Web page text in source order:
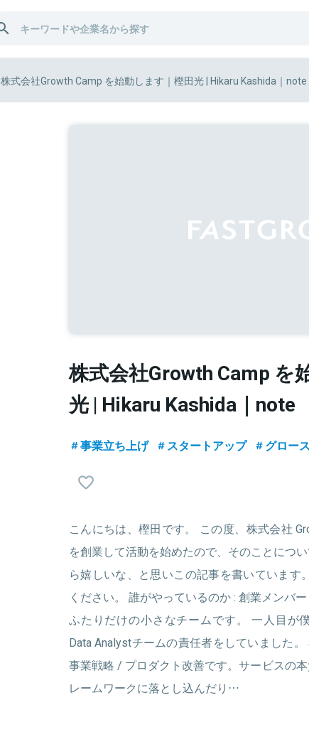
株式会社Growth Camp を始動します｜樫田光 | Hikaru Kashida｜note
株式会社Growth Camp を
光 | Hikaru Kashida｜note
事業立ち上げ スタートアップ グロー
こんにちは、樫田です。 この度、株式会社
を創業して活動を始めたので、そのことにつ
ら嬉しいな、と思いこの記事を書いています
ください。 誰がやっているのか : 創業メンバ
ふたりだけの小さなチームです。 一人目が
Data Analystチームの責任者をしていました
事業戦略 / プロダクト改善です。サービスの
レームワークに落とし込んだり…